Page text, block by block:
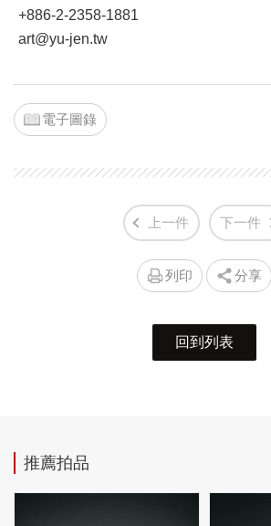
+886-2-2358-1881
art@yu-jen.tw
電子圖錄
上一件 下一件
列印 分享
回到列表
推薦拍品